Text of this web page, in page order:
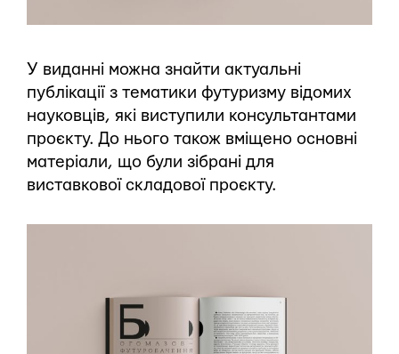
У виданні можна знайти актуальні
публікації з тематики футуризму відомих
науковців, які виступили консультантами
проєкту. До нього також вміщено основні
матеріали, що були зібрані для
виставкової складової проєкту.